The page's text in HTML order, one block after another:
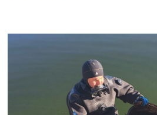
Ο.ΦΥ.ΠΕ.Κ.Α.
Νέα –